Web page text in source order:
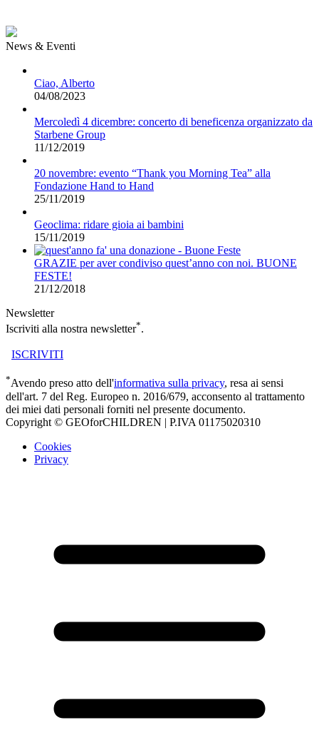
News & Eventi
Ciao, Alberto
04/08/2023
Mercoledì 4 dicembre: concerto di beneficenza organizzato da
Starbene Group
11/12/2019
20 novembre: evento “Thank you Morning Tea” alla
Fondazione Hand to Hand
25/11/2019
Geoclima: ridare gioia ai bambini
15/11/2019
GRAZIE per aver condiviso quest’anno con noi. BUONE
FESTE!
21/12/2018
Newsletter
Iscriviti alla nostra newsletter*.
ISCRIVITI
*Avendo preso atto dell'informativa sulla privacy, resa ai sensi
dell'art. 7 del Reg. Europeo n. 2016/679, acconsento al trattamento
dei miei dati personali forniti nel presente documento.
Copyright © GEOforCHILDREN | P.IVA 01175020310
Cookies
Privacy